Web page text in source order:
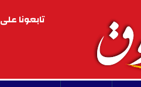
تابعونا على